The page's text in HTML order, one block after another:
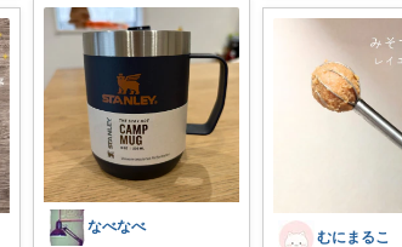
なべなべ
むにまるこ